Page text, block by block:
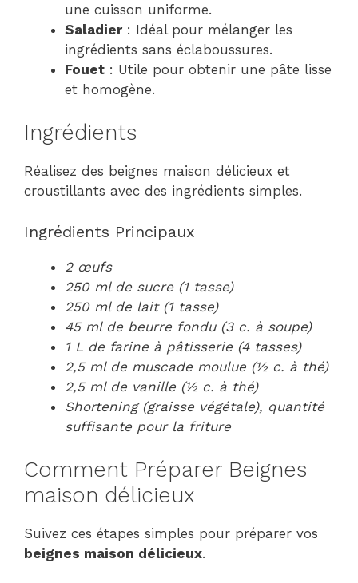
une cuisson uniforme.
Saladier: Idéal pour mélanger les
ingrédients sans éclaboussures.
Fouet : Utile pour obtenir une pâte lisse
et homogène.
Ingrédients
Réalisez des beignes maison délicieux et
croustillants avec des ingrédients simples.
Ingrédients Principaux
2 œufs
250 ml de sucre (1 tasse)
250 ml de lait (1 tasse)
45 ml de beurre fondu (3 c. à soupe)
1 L de farine à pâtisserie (4 tasses)
2,5 ml de muscade moulue (½ c. à thé)
2,5 ml de vanille (½ c. à thé)
Shortening (graisse végétale), quantité
suffisante pour la friture
Comment Préparer Beignes
maison délicieux
Suivez ces étapes simples pour préparer vos
beignes maison délicieux.